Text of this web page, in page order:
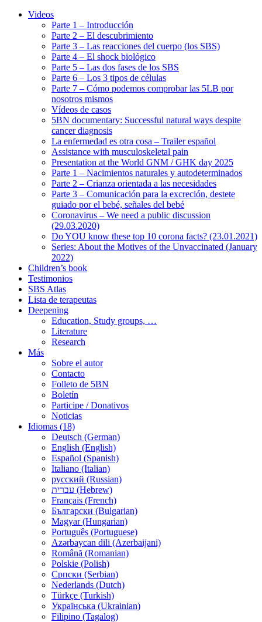
Videos
Parte 1 – Introducción
Parte 2 – El descubrimiento
Parte 3 – Las reacciones del cuerpo (los SBS)
Parte 4 – El shock biológico
Parte 5 – Las dos fases de los SBS
Parte 6 – Los 3 tipos de células
Parte 7 – Cómo podemos comprobar las 5LB por
nosotros mismos
Vídeos de casos
5BN documentary: Successful natural ways despite
cancer diagnosis
La enfermedad es otra cosa – Trailer español
Assistance with musculoskeletal pain
Presentation at the World GNM / GHK day 2025
Parte 1 – Nacimientos naturales y autodeterminados
Parte 2 – Crianza orientada a las necesidades
Parte 3 – Comunicación para la excreción, destete
guiado por el bebé, señales del bebé
Coronavirus – We need a public discussion
(29.03.2020)
Do YOU know these top 10 corona facts? (23.01.2021)
Series: About the Motives of the Unvaccinated (January
2022)
Children’s book
Testimonios
SBS Atlas
Lista de terapeutas
Deepening
Education, Study groups, …
Literature
Research
Más
Sobre el autor
Contacto
Folleto de 5BN
Boletín
Participe / Donativos
Noticias
Idiomas (18)
Deutsch (German)
English (English)
Español (Spanish)
Italiano (Italian)
русский (Russian)
עברית (Hebrew)
Français (French)
Български (Bulgarian)
Magyar (Hungarian)
Português (Portuguese)
Azərbaycan dili (Azerbaijani)
Română (Romanian)
Polskie (Polish)
Српски (Serbian)
Nederlands (Dutch)
Türkçe (Turkish)
Українська (Ukrainian)
Filipino (Tagalog)